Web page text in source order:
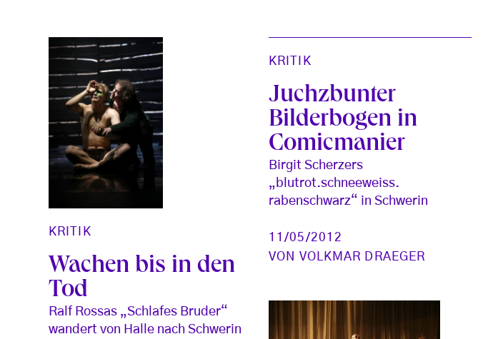
KRITIK
Wachen bis in den
Tod
Ralf Rossas „Schlafes Bruder“
wandert von Halle nach Schwerin
KRITIK
Juchzbunter
Bilderbogen in
Comicmanier
Birgit Scherzers
„blutrot.schneeweiss.
rabenschwarz“ in Schwerin
11/05/2012
VON VOLKMAR DRAEGER